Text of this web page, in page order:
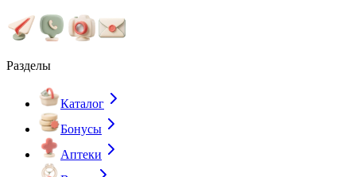
Разделы
Каталог
Бонусы
Аптеки